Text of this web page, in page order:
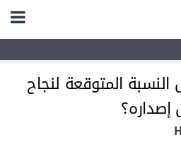
المتوقعة لنجاح